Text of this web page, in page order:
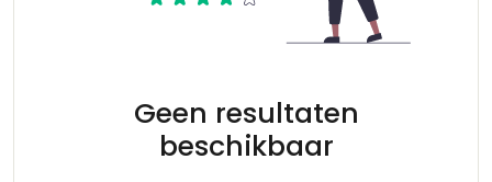
Geen resultaten
beschikbaar